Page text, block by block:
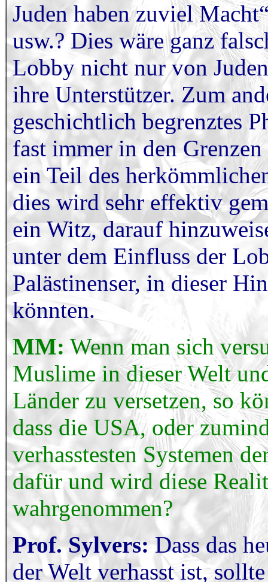
Juden haben zuviel
usw.? Dies wäre ganz
Lobby nicht nur von
ihre Unterstützer. Zum
geschichtlich begrenztes
fast immer in den Grenzen
ein Teil des
dies wird sehr effektiv
ein Witz, darauf
unter dem Einfluss der
Palästinenser, in dieser
könnten.
MM: Wenn man sich
Muslime in dieser Welt
Länder zu versetzen, so
dass die USA, oder
verhasstesten Systemen
dafür und wird diese
wahrgenommen?
Prof. Sylvers:Dass das
der Welt verhasst ist,